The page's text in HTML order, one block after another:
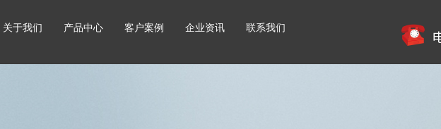
关于我们 产品中心 客户案例 企业资讯 联系我们